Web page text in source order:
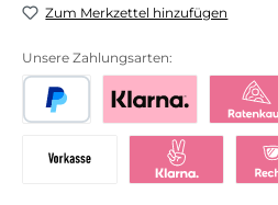
Zum Merkzettel hinzufügen
Unsere Zahlungsarten: